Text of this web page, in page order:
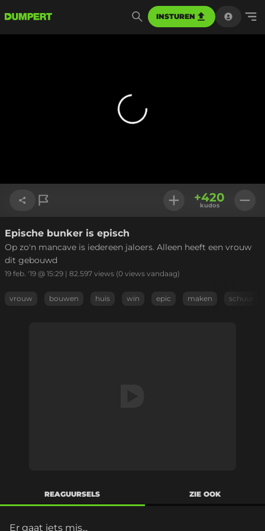
INSTUREN
Link kopiëren
+420
kudos
Epische bunker is episch
Op zo'n mancave is iedereen jaloers. Alleen heeft een vrouw
dit gebouwd
19 feb. '19 @ 15:29 | 82.597 views (0 views vandaag)
vrouw bouwen huis win epic maken schuur
REAGUURSELS ZIE OOK
Er gaat iets mis...